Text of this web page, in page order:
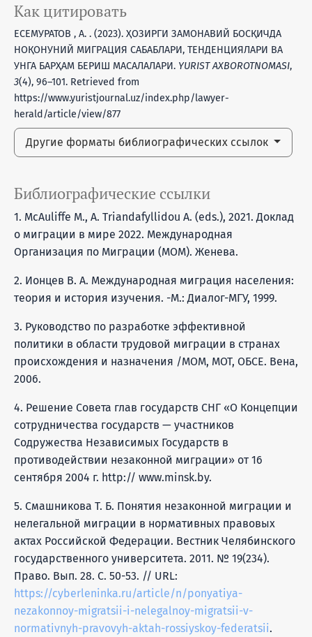
Как цитировать
ЕСЕМУРАТОВ , А. . (2023). ҲОЗИРГИ ЗАМОНАВИЙ БОСҚИЧДА
НОҚОНУНИЙ МИГРAЦИЯ САБАБЛАРИ, ТЕНДЕНЦИЯЛАРИ ВА
УНГА БАРҲАМ БЕРИШ МАСАЛАЛАРИ. YURIST AXBOROTNOMASI,
3(4), 96–101. Retrieved from
https://www.yuristjournal.uz/index.php/lawyer-
herald/article/view/877
Другие форматы библиографических ссылок
Библиографические ссылки
1. McAuliffe M., A. Triandafyllidou A. (eds.), 2021. Доклад
о миграции в мире 2022. Международная
Организация по Миграции (МОМ). Женева.
2. Ионцев В. А. Международная миграция населения:
теория и история изучения. -М.: Диалог-МГУ, 1999.
3. Руководство по разработке эффективной
политики в области трудовой миграции в странах
происхождения и назначения /МОМ, МОТ, ОБСЕ. Вена,
2006.
4. Решение Совета глав государств СНГ «О Концепции
сотрудничества государств — участников
Содружества Независимых Государств в
противодействии незаконной миграции» от 16
сентября 2004 г. http:// www.minsk.by.
5. Смашникова Т. Б. Понятия незаконной миграции и
нелегальной миграции в нормативных правовых
актах Российской Федерации. Вестник Челябинского
государственного университета. 2011. № 19(234).
Право. Вып. 28. С. 50-53. // URL:
https://cyberleninka.ru/article/n/ponyatiya-
nezakonnoy-migratsii-i-nelegalnoy-migratsii-v-
normativnyh-pravovyh-aktah-rossiyskoy-federatsii.